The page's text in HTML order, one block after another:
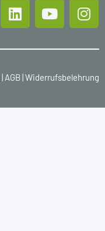
| AGB|Widerrufsbelehrung